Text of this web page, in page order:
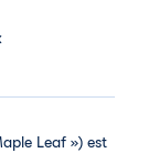
Leaf ») est